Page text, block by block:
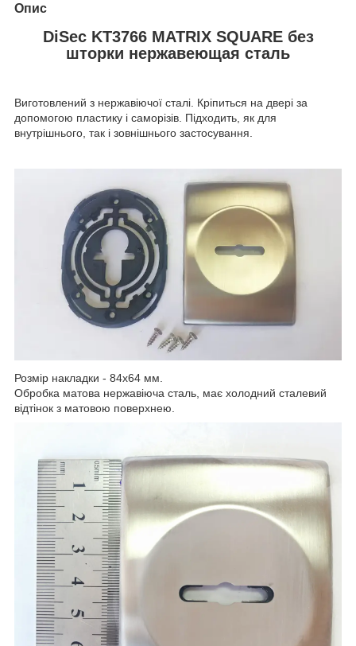
Опис
DiSec KT3766 MATRIX SQUARE без
шторки нержавеющая сталь
Виготовлений з нержавіючої сталі. Кріпиться на двері за
допомогою пластику і саморізів. Підходить, як для
внутрішнього, так і зовнішнього застосування.
Розмір накладки - 84x64 мм.
Обробка матова нержавіюча сталь, має холодний сталевий
відтінок з матовою поверхнею.